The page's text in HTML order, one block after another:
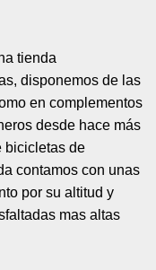
tienda
disponemos de las
en complementos
desde hace más
bicicletas de
contamos con unas
por su altitud y
mas altas